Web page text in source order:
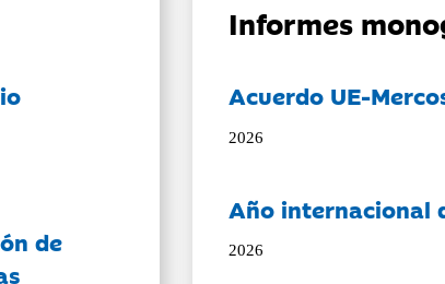
de
Informes
Acuerdo UE-
2026
Año internacional
2026